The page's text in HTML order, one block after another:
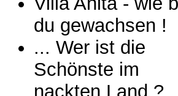
du gewachsen !
... Wer ist die
Schönste im
nackten Land ?